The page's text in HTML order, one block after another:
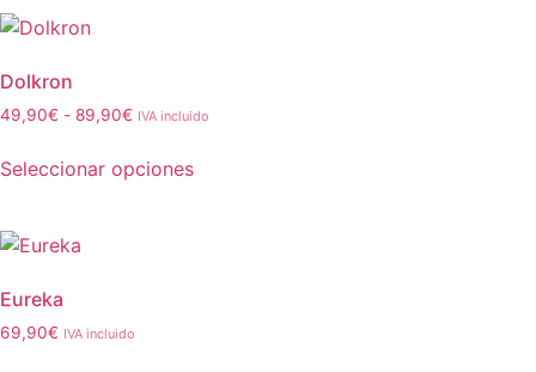
Dolkron
49,90€ - 89,90€ IVA incluido
Seleccionar opciones
Eureka
69,90€ IVA incluido